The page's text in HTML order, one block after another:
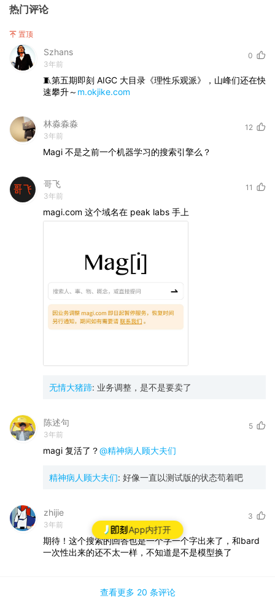
App内打开
热门评论
置顶
Szhans
3年前
0
🧵第五期即刻 AIGC 大目录《理性乐观派》，山峰们还在快
速攀升～ m.okjike.com
林淼淼淼
3年前
12
Magi 不是之前一个机器学习的搜索引擎么？
哥飞
3年前
11
magi.com 这个域名在 peak labs 手上
无情大猪蹄: 业务调整，是不是要卖了
陈述句
3年前
5
magi 复活了？@精神病人顾大夫们
精神病人顾大夫们: 好像一直以测试版的状态苟着吧
zhijie
3年前
3
期待！这个搜索的回答也是一个字一个字出来了，和bard
一次性出来的还不太一样，不知道是不是模型换了
查看更多 20 条评论